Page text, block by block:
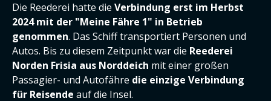
Die Reederei hatte die Verbindung erst im Herbst
2024 mit der "Meine Fähre 1" in Betrieb
genommen. Das Schiff transportiert Personen und
Autos. Bis zu diesem Zeitpunkt war die Reederei
Norden Frisia aus Norddeich mit einer großen
Passagier- und Autofähre die einzige Verbindung
für Reisende auf die Insel.